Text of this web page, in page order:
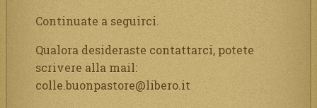
Continuate a seguirci.
Qualora desideraste contattarci, potete
scrivere alla mail:
colle.buonpastore@libero.it